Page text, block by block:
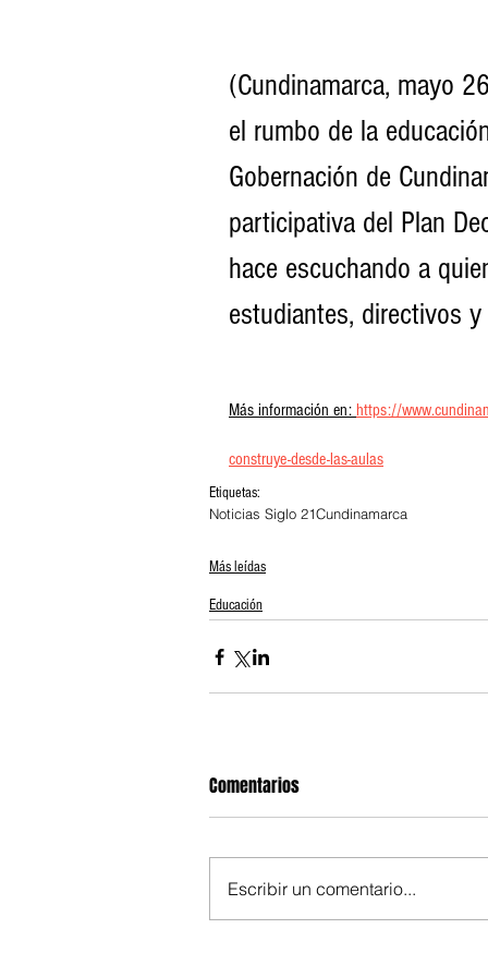
(Cundinamarca, mayo
el rumbo de la
Gobernación de
participativa del Plan
hace escuchando a
estudiantes, directivos
Más información en: https://
construye-desde-las-aulas
Etiquetas:
Noticias Siglo 21Cundinamarca
Más leídas
Educación
Comentarios
Escribir un comentario...